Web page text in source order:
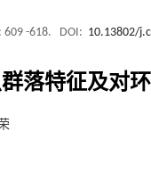
: 609 -618. DOI: 10.13802/
落特征及对